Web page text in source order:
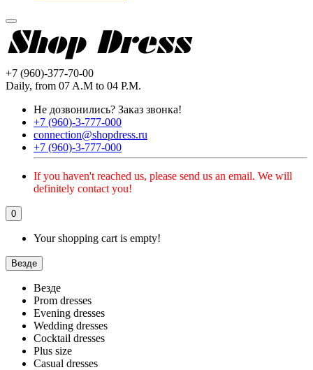
+7 (960)-377-70-00
Daily, from 07 A.M to 04 P.M.
Не дозвонились? Заказ звонка!
+7 (960)-3-777-000
connection@shopdress.ru
+7 (960)-3-777-000
If you haven't reached us, please send us an email. We will
definitely contact you!
0
Your shopping cart is empty!
Везде
Везде
Prom dresses
Evening dresses
Wedding dresses
Cocktail dresses
Plus size
Casual dresses